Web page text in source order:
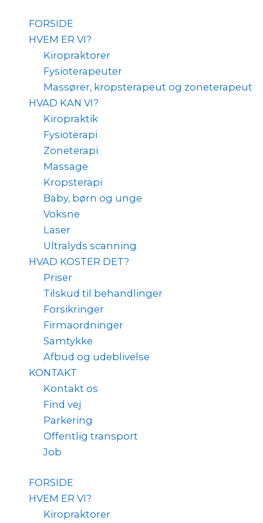
content
FORSIDE
HVEM ER VI?
Kiropraktorer
Fysioterapeuter
Massører, kropsterapeut og zoneterapeut
HVAD KAN VI?
Kiropraktik
Fysioterapi
Zoneterapi
Massage
Kropsterapi
Baby, børn og unge
Voksne
Laser
Ultralyds scanning
HVAD KOSTER DET?
Priser
Tilskud til behandlinger
Forsikringer
Firmaordninger
Samtykke
Afbud og udeblivelse
KONTAKT
Kontakt os
Find vej
Parkering
Offentlig transport
Job
FORSIDE
HVEM ER VI?
Kiropraktorer